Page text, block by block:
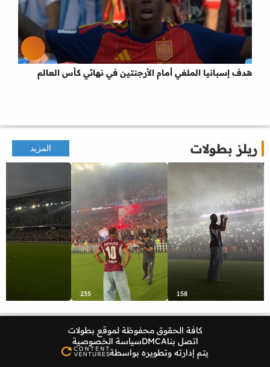
هدف إسبانيا الملغي أمام الأرجنتين في نهائي كأس العالم
ريلز بطولات المزيد
158
235
كافة الحقوق محفوظة لموقع بطولات
اتصل بناDMCAسياسة الخصوصية
يتم إدارته وتطويره بواسطة